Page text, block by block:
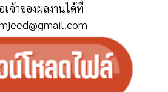
เจ้าของผลงานได้ที่